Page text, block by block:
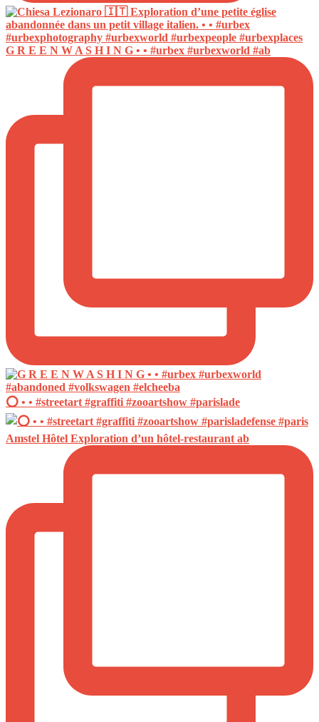
G R E E N W A S H I N G • • #urbex #urbexworld #ab
⭕️ • • #streetart #graffiti #zooartshow #parislade
Amstel Hôtel Exploration d’un hôtel-restaurant ab